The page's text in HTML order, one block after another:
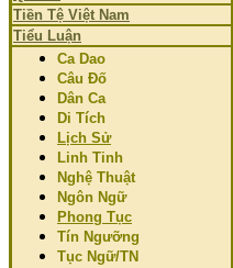
Tiền Tệ Việt Nam
Tiểu Luận
Ca Dao
Câu Đố
Dân Ca
Di Tích
Lịch Sử
Linh Tinh
Nghệ Thuật
Ngôn Ngữ
Phong Tục
Tín Ngưỡng
Tục Ngữ/TN